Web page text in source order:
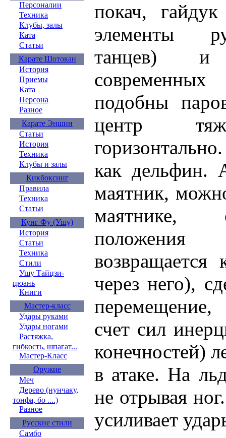
Персоналии
Техника
Клубы, залы
Ката
Статьи
Карате Шотокан
История
Приемы
Ката
Персона
Разное
Карате Эншин
Статьи
История
Техника
Клубы и залы
Кикбоксинг
Правила
Техника
Статьи
Кунг Фу (Ушу)
История
Статьи
Техника
Стили
Ушу Тайцзи-
цюань
Книги
Мастер-класс
Удары руками
Удары ногами
Растяжка,
гибкость, шпагат...
Мастер-Класс
Оружие
Меч
Дерево (нунчаку,
тонфа, бо ....)
Разное
Русские стили
Самбо
покач,
элементы
танцев)
подобны
центр
как дельфин.
маятник,
маятнике,
через него),
счет сил
конечностей)
в атаке. На
не отрывая
усиливает